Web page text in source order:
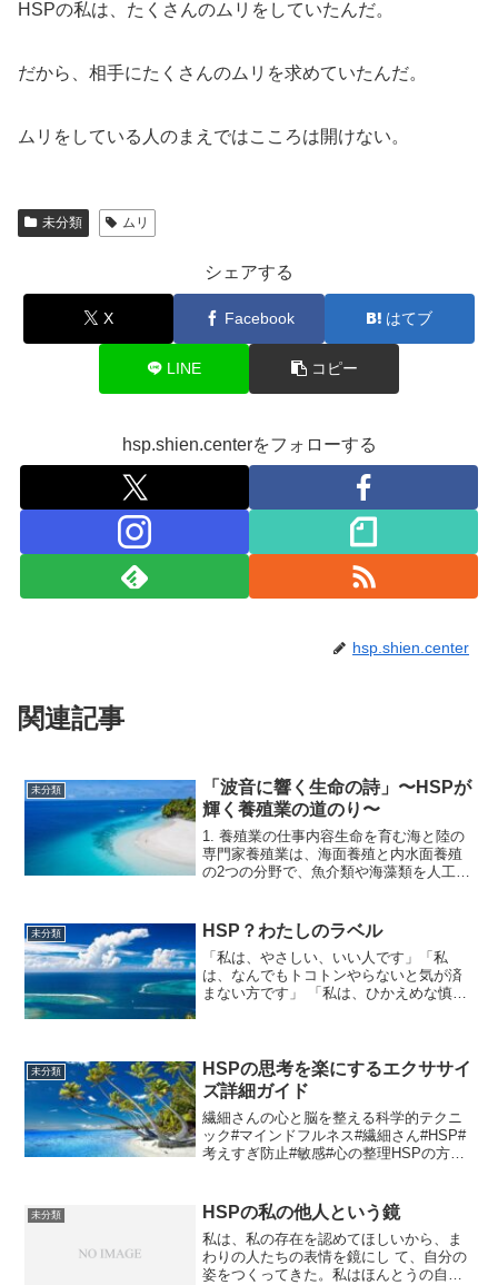
HSPの私は、たくさんのムリをしていたんだ。
だから、相手にたくさんのムリを求めていたんだ。
ムリをしている人のまえではこころは開けない。
未分類 ムリ
シェアする
X Facebook はてブ
LINE コピー
hsp.shien.centerをフォローする
hsp.shien.center
関連記事
未分類
「波音に響く生命の詩」〜HSPが
輝く養殖業の道のり〜
1. 養殖業の仕事内容生命を育む海と陸の
専門家養殖業は、海面養殖と内水面養殖
の2つの分野で、魚介類や海藻類を人工的
リ、ハマチ、マダイ、ウナギ、カキ、ホ
タテ、ノリなどの餌...
未分類 HSP？わたしのラベル
「私は、やさしい、いい人です」「私
は、なんでもトコトンやらないと気が済
まない方です」 「私は、ひかえめな慎重
ラベルは、私の大切なた...
未分類
HSPの思考を楽にするエクササイ
ズ詳細ガイド
繊細さんの心と脳を整える科学的テクニ
ック#マインドフルネス#繊細さん#HSP#
考えすぎ防止#敏感#心の整理HSPの方が
ぞれのエクササイズは、脳科学的な根拠
に基づいており...
未分類 HSPの私の他人という鏡
私は、私の存在を認めてほしいから、ま
わりの人たちの表情を鏡にし て、自分の
姿をつくってきた。私はほんとうの自分